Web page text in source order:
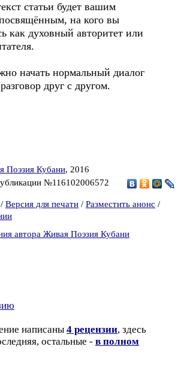
статьи будет вашим
на кого вы
как духовный авторитет или
начать нормальный диалог
друг с другом.
Поэзия Кубани, 2016
№116102006572
/ Версия для печати / Разместить анонс /
автора Живая Поэзия Кубани
написаны 4 рецензии, здесь
остальные - в полном